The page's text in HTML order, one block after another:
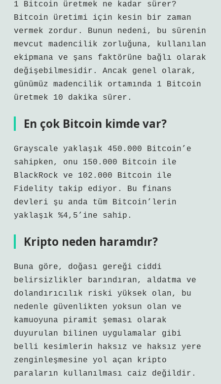
1 Bitcoin üretmek ne kadar sürer?
Bitcoin üretimi için kesin bir zaman
vermek zordur. Bunun nedeni, bu sürenin
mevcut madencilik zorluğuna, kullanılan
ekipmana ve şans faktörüne bağlı olarak
değişebilmesidir. Ancak genel olarak,
günümüz madencilik ortamında 1 Bitcoin
üretmek 10 dakika sürer.
En çok Bitcoin kimde var?
Grayscale yaklaşık 450.000 Bitcoin’e
sahipken, onu 150.000 Bitcoin ile
BlackRock ve 102.000 Bitcoin ile
Fidelity takip ediyor. Bu finans
devleri şu anda tüm Bitcoin’lerin
yaklaşık %4,5’ine sahip.
Kripto neden haramdır?
Buna göre, doğası gereği ciddi
belirsizlikler barındıran, aldatma ve
dolandırıcılık riski yüksek olan, bu
nedenle güvenlikten yoksun olan ve
kamuoyuna piramit şeması olarak
duyurulan bilinen uygulamalar gibi
belli kesimlerin haksız ve haksız yere
zenginleşmesine yol açan kripto
paraların kullanılması caiz değildir.